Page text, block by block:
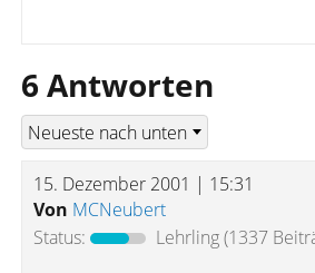
6 Antworten
15. Dezember 2001 | 15:31
Von MCNeubert
Status:
Lehrling(1337